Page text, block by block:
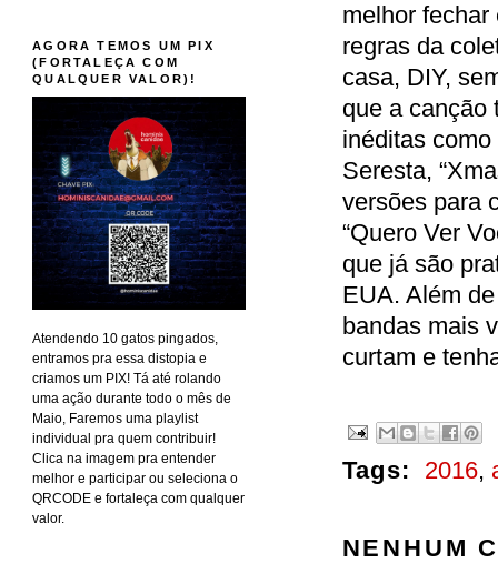
melhor
regras da
casa, DIY,
que a canção
inéditas como
Seresta,
versões para
“Quero Ver
que já são
EUA. Além
bandas mais
curtam e
Tags: 2016,
NENHUM
AGORA TEMOS UM PIX
(FORTALEÇA COM
QUALQUER VALOR)!
Atendendo 10 gatos pingados,
entramos pra essa distopia e
criamos um PIX! Tá até rolando
uma ação durante todo o mês de
Maio, Faremos uma playlist
individual pra quem contribuir!
Clica na imagem pra entender
melhor e participar ou seleciona o
QRCODE e fortaleça com qualquer
valor.